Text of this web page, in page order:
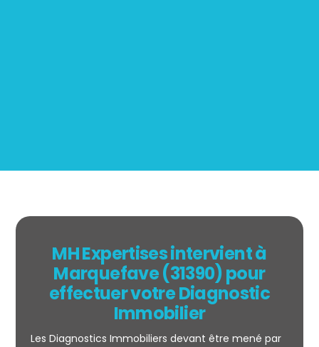
MH Expertises intervient à
Marquefave (31390) pour
effectuer votre Diagnostic
Immobilier
Les Diagnostics Immobiliers devant être mené par